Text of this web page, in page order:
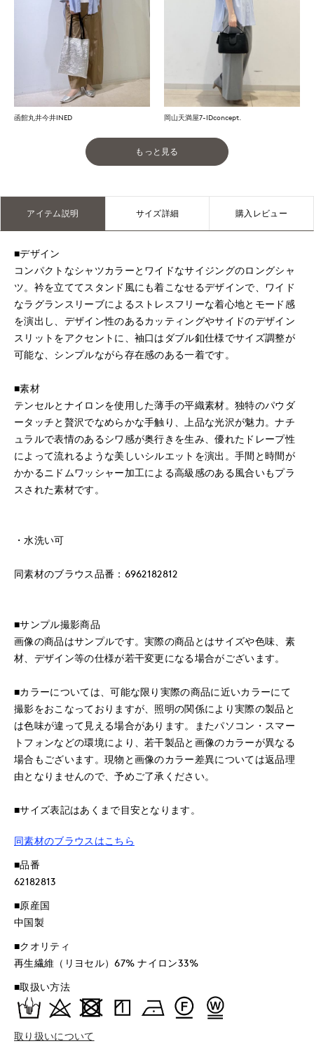
函館丸井今井INED 岡山天満屋7-IDconcept.
もっと見る
アイテム説明 サイズ詳細 購入レビュー
■デザイン
コンパクトなシャツカラーとワイドなサイジングのロングシャ
ツ。衿を立ててスタンド風にも着こなせるデザインで、ワイド
なラグランスリーブによるストレスフリーな着心地とモード感
を演出し、デザイン性のあるカッティングやサイドのデザイン
スリットをアクセントに、袖口はダブル釦仕様でサイズ調整が
可能な、シンプルながら存在感のある一着です。
■素材
テンセルとナイロンを使用した薄手の平織素材。独特のパウダ
ータッチと贅沢でなめらかな手触り、上品な光沢が魅力。ナチ
ュラルで表情のあるシワ感が奥行きを生み、優れたドレープ性
によって流れるような美しいシルエットを演出。手間と時間が
かかるニドムワッシャー加工による高級感のある風合いもプラ
スされた素材です。
・水洗い可
同素材のブラウス品番：6962182812
■サンプル撮影商品
画像の商品はサンプルです。実際の商品とはサイズや色味、素
材、デザイン等の仕様が若干変更になる場合がございます。
■カラーについては、可能な限り実際の商品に近いカラーにて
撮影をおこなっておりますが、照明の関係により実際の製品と
は色味が違って見える場合があります。またパソコン・スマー
トフォンなどの環境により、若干製品と画像のカラーが異なる
場合もございます。現物と画像のカラー差異については返品理
由となりませんので、予めご了承ください。
■サイズ表記はあくまで目安となります。
同素材のブラウスはこちら
■品番
62182813
■原産国
中国製
■クオリティ
再生繊維（リヨセル）67% ナイロン33%
■取扱い方法
取り扱いについて